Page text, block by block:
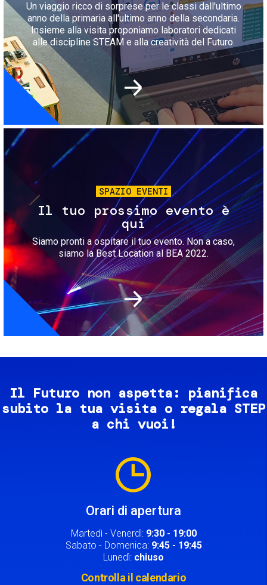
Un viaggio ricco di sorprese per le classi dall'ultimo
anno della primaria all'ultimo anno della secondaria.
Insieme alla visita proponiamo laboratori dedicati
alle discipline STEAM e alla creatività del Futuro.
Immagine
SPAZIO EVENTI
Il tuo prossimo evento è
qui
Siamo pronti a ospitare il tuo evento. Non a caso,
siamo la Best Location al BEA 2022.
Il Futuro non aspetta: pianifica
subito la tua visita o regala STEP
a chi vuoi!
Orari di apertura
Martedì - Venerdì: 9:30 - 19:00
Sabato - Domenica: 9:45 - 19:45
Lunedì: chiuso
Controlla il calendario